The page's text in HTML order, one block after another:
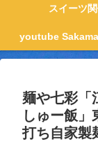
スイーツ
youtube
麺や七彩「
しゅー飯
打ち自家製